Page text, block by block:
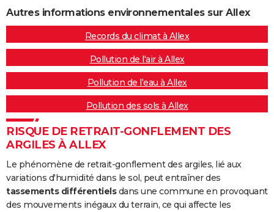
Autres informations environnementales sur Allex
Records du climat à Allex
Pollution de l'air à Allex
Pollution de l'eau à Allex
Pollution des sols à Allex
RISQUE DE RETRAIT-GONFLEMENT DES
ARGILES À ALLEX
Le phénomène de retrait-gonflement des argiles, lié aux
variations d'humidité dans le sol, peut entraîner des
tassements différentielsdans une commune en provoquant
des mouvements inégaux du terrain, ce qui affecte les